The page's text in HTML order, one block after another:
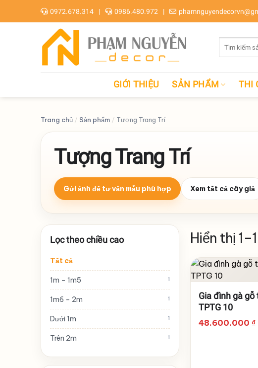
0972.678.314 0986.480.972
Tìm
kiếm:
GIỚI THIỆU SẢN PHẨM THI
Trang chủ / Sản phẩm / Tượng Trang Trí
Tượng Trang Trí
Gửi ảnh để tư vấn mẫu phù hợp Xem tất cả cây giả
Lọc theo chiều cao
Tất cả
1m – 1m5 1
1m6 – 2m 1
Dưới 1m 1
Trên 2m 1
Hiển thị
Gia đình gà gỗ
TPTG 10
48.600.000 ₫